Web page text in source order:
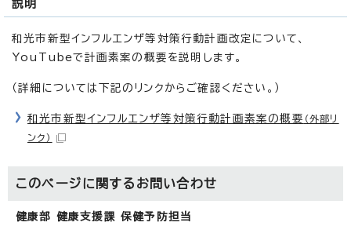
説明
和光市新型インフルエンザ等対策行動計画改定について、
YouTubeで計画素案の概要を説明します。
（詳細については下記のリンクからご確認ください。）
和光市新型インフルエンザ等対策行動計画素案の概要 （外部リ
ンク）
このページに関する お問い合わせ
健康部 健康支援課 保健予防担当